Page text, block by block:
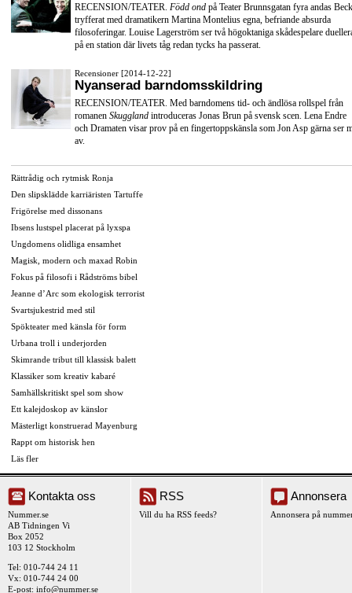
RECENSION/TEATER. Född ond på Teater Brunnsgatan fyra andas
tryfferat med dramatikern Martina Montelius egna, befriande absurda
filosoferingar. Louise Lagerström ser två högoktaniga skådespelare
på en station där livets tåg redan tycks ha passerat.
Recensioner [2014-12-22]
Nyanserad barndomsskildring
RECENSION/TEATER. Med barndomens tid- och ändlösa rollspel från
romanen Skuggland introduceras Jonas Brun på svensk scen. Lena Endre
och Dramaten visar prov på en fingertoppskänsla som Jon Asp gärna ser
av.
Rättrådig och rytmisk Ronja
Den slipsklädde karriäristen Tartuffe
Frigörelse med dissonans
Ibsens lustspel placerat på lyxspa
Ungdomens olidliga ensamhet
Magisk, modern och maxad Robin
Fokus på filosofi i Rådströms bibel
Jeanne d’Arc som ekologisk terrorist
Svartsjukestrid med stil
Spökteater med känsla för form
Urbana troll i underjorden
Skimrande tribut till klassisk balett
Klassiker som kreativ kabaré
Samhällskritiskt spel som show
Ett kalejdoskop av känslor
Mästerligt konstruerad Mayenburg
Rappt om historisk hen
Läs fler
Kontakta oss
Nummer.se
AB Tidningen Vi
Box 2052
103 12 Stockholm
Tel: 010-744 24 11
Vx: 010-744 24 00
E-post: info@nummer.se
RSS
Vill du ha RSS feeds?
Annonsera
Annonsera på